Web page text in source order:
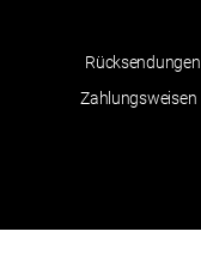
Rücksendungen
Zahlungsweisen